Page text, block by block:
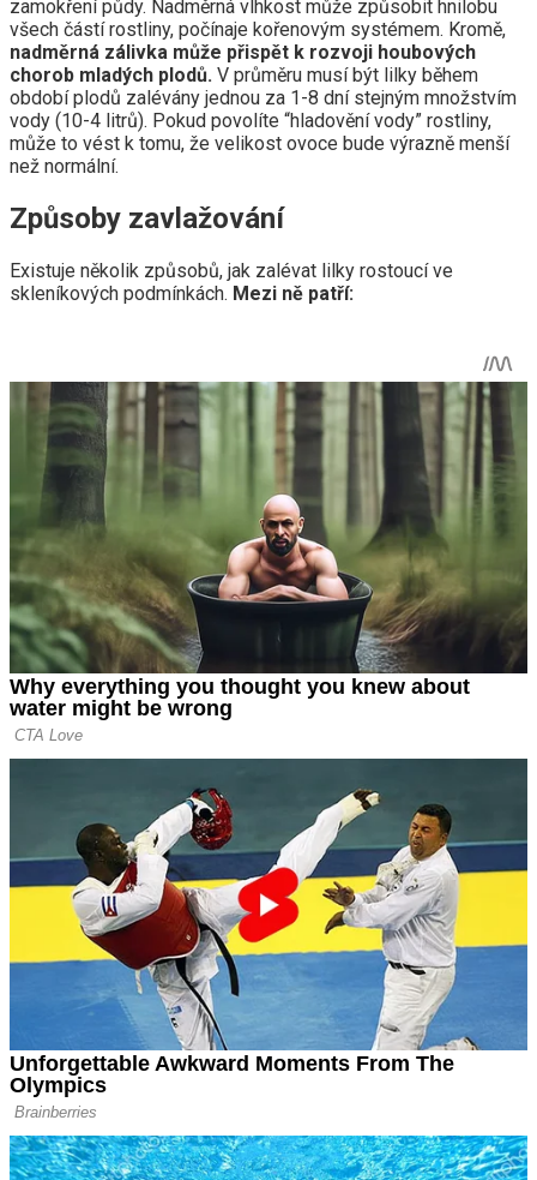
zamokření půdy. Nadměrná vlhkost může způsobit hnilobu
všech částí rostliny, počínaje kořenovým systémem. Kromě,
nadměrná zálivka může přispět k rozvoji houbových
chorob mladých plodů. V průměru musí být lilky během
období plodů zalévány jednou za 1-8 dní stejným množstvím
vody (10-4 litrů). Pokud povolíte “hladovění vody” rostliny,
může to vést k tomu, že velikost ovoce bude výrazně menší
než normální.
Způsoby zavlažování
Existuje několik způsobů, jak zalévat lilky rostoucí ve
skleníkových podmínkách. Mezi ně patří: